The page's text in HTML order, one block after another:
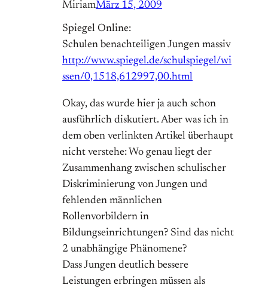
MiriamMärz 15, 2009
Spiegel Online:
Schulen benachteiligen Jungen massiv
http://www.spiegel.de/schulspiegel/wi
ssen/0,1518,612997,00.html
Okay, das wurde hier ja auch schon
ausführlich diskutiert. Aber was ich in
dem oben verlinkten Artikel überhaupt
nicht verstehe: Wo genau liegt der
Zusammenhang zwischen schulischer
Diskriminierung von Jungen und
fehlenden männlichen
Rollenvorbildern in
Bildungseinrichtungen? Sind das nicht
2 unabhängige Phänomene?
Dass Jungen deutlich bessere
Leistungen erbringen müssen als